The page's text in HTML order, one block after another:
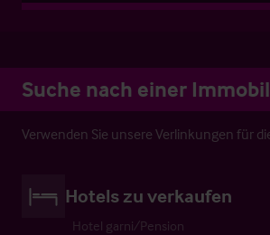
Suche nach einer
Verwenden Sie unsere Verlinkungen für
Hotels zu verkaufen
Hotel garni/Pension